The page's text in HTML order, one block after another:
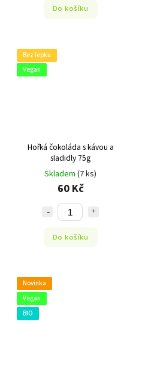
Do košíku
Bez lepku
Vegan
Hořká čokoláda s kávou a
sladidly 75g
Skladem (7 ks)
60 Kč
Do košíku
Novinka
Vegan
BIO